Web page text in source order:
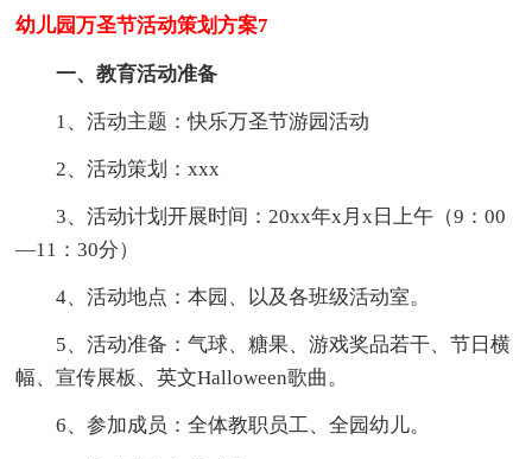
幼儿园万圣节活动策划方案7
一、教育活动准备
1、活动主题：快乐万圣节游园活动
2、活动策划：xxx
3、活动计划开展时间：20xx年x月x日上午（9：00
—11：30分）
4、活动地点：本园、以及各班级活动室。
5、活动准备：气球、糖果、游戏奖品若干、节日横
幅、宣传展板、英文Halloween歌曲。
6、参加成员：全体教职员工、全园幼儿。